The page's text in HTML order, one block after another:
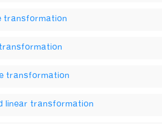
transformation
transformation
linear transformation